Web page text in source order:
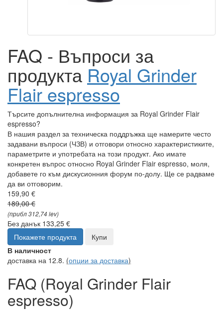
FAQ - Въпроси за
продукта Royal Grinder
Flair espresso
Търсите допълнителна информация за Royal Grinder Flair
espresso?
В нашия раздел за техническа поддръжка ще намерите често
задавани въпроси (ЧЗВ) и отговори относно характеристиките,
параметрите и употребата на този продукт. Ако имате
конкретен въпрос относно Royal Grinder Flair espresso, моля,
добавете го към дискусионния форум по-долу. Ще се радваме
да ви отговорим.
159,90 €
189,00 €
(прибл 312,74 lev)
Без данък 133,25 €
Покажете продукта
Купи
В наличност
доставка на 12.8. (опции за доставка)
FAQ (Royal Grinder Flair
espresso)